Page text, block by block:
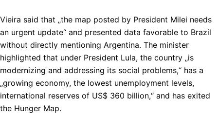
Vieira said that „the map posted by President Milei needs
an urgent update“ and presented data favorable to Brazil
without directly mentioning Argentina. The minister
highlighted that under President Lula, the country „is
modernizing and addressing its social problems,“ has a
„growing economy, the lowest unemployment levels,
international reserves of US$ 360 billion,“ and has exited
the Hunger Map.